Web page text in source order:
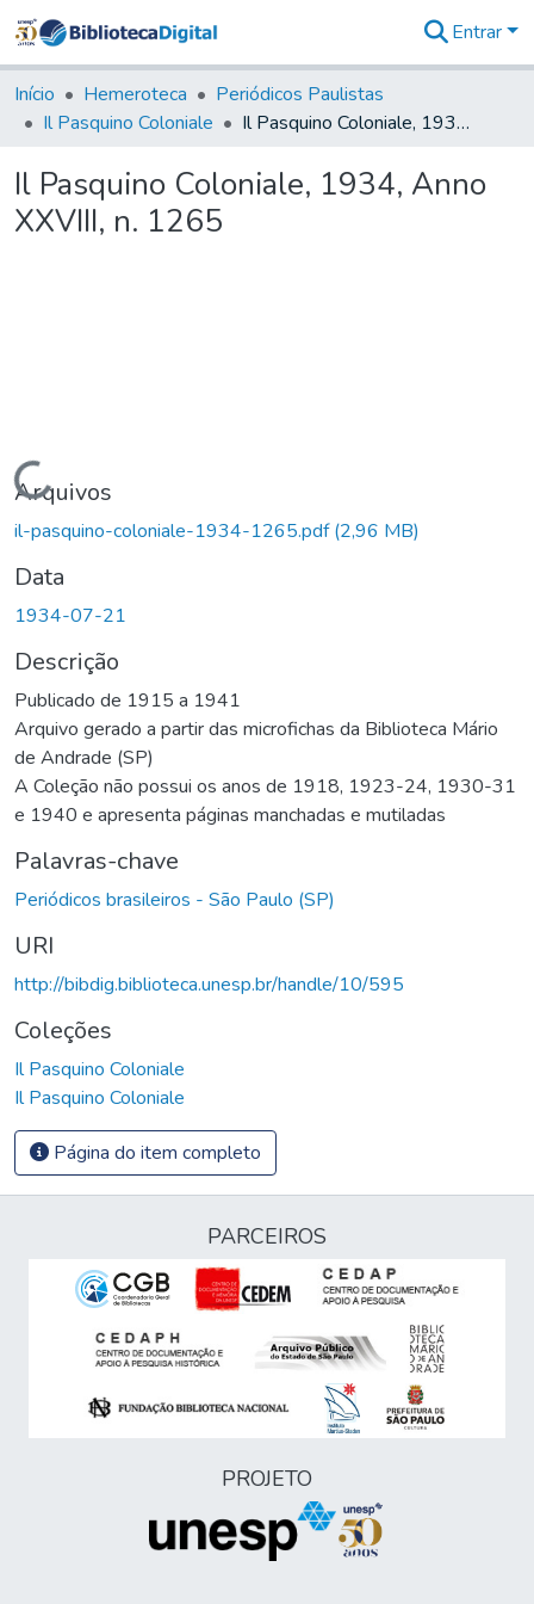
&
Coleções
Tudo na
Digital
Entrar
Início Hemeroteca
Periódicos Paulistas
Il Pasquino Coloniale
Il Pasquino Coloniale, 1934, Anno XXVIII, n. 1265
Il Pasquino Coloniale, 1934, Anno
XXVIII, n. 1265
Carregando...
Arquivos
il-pasquino-coloniale-1934-1265.pdf(2,96 MB)
Data
1934-07-21
Descrição
Publicado de 1915 a 1941
Arquivo gerado a partir das microfichas da Biblioteca Mário
de Andrade (SP)
A Coleção não possui os anos de 1918, 1923-24, 1930-31
e 1940 e apresenta páginas manchadas e mutiladas
Palavras-chave
Periódicos brasileiros - São Paulo (SP)
URI
http://bibdig.biblioteca.unesp.br/handle/10/595
Coleções
Il Pasquino Coloniale
Il Pasquino Coloniale
Página do item completo
PARCEIROS
PROJETO